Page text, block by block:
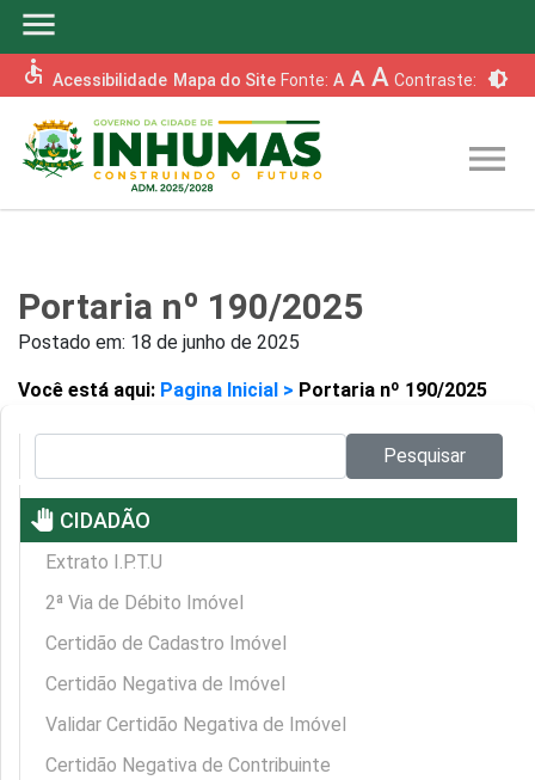
menu
accessible Acessibilidade Mapa do Site Fonte: A A A Contraste: brightness_6
menu
Portaria nº 190/2025
Postado em: 18 de junho de 2025
Você está aqui: Pagina Inicial > Portaria nº 190/2025
Pesquisar
pan_tool CIDADÃO
Extrato I.P.T.U
2ª Via de Débito Imóvel
Certidão de Cadastro Imóvel
Certidão Negativa de Imóvel
Validar Certidão Negativa de Imóvel
Certidão Negativa de Contribuinte